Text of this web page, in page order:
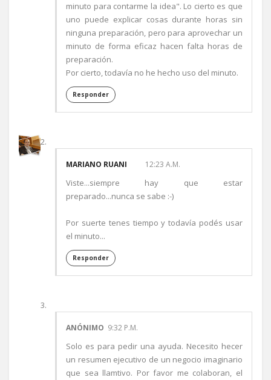
minuto para contarme la idea". Lo cierto es que
uno puede explicar cosas durante horas sin
ninguna preparación, pero para aprovechar un
minuto de forma eficaz hacen falta horas de
preparación.
Por cierto, todavía no he hecho uso del minuto.
Responder
MARIANO RUANI 12:23 A.M.
Viste...siempre hay que estar
preparado...nunca se sabe :-)
Por suerte tenes tiempo y todavía podés usar
el minuto...
Responder
ANÓNIMO 9:32 P.M.
Solo es para pedir una ayuda. Necesito hecer
un resumen ejecutivo de un negocio imaginario
que sea llamtivo. Por favor me colaboran, el